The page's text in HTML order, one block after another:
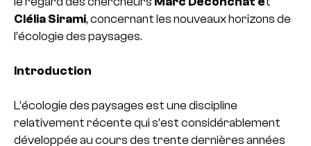
Clélia Sirami, concernant les nouveaux horizons de
l’écologie des paysages.
Introduction
L’écologie des paysages est une discipline
relativement récente qui s’est considérablement
développée au cours des trente dernières années